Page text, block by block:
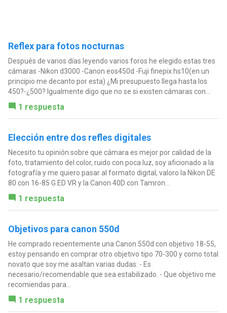
Reflex para fotos nocturnas
Después de varios días leyendo varios foros he elegido estas tres
cámaras -Nikon d3000 -Canon eos450d -Fuji finepix hs10(en un
principio me decanto por esta) ¿Mi presupuesto llega hasta los
450?-¿500? Igualmente digo que no se si existen cámaras con...
1 respuesta
Elección entre dos refles digitales
Necesito tu opinión sobre que cámara es mejor por calidad de la
foto, tratamiento del color, ruido con poca luz, soy aficionado a la
fotografía y me quiero pasar al formato digital, valoro la Nikon DE
80 con 16-85 G ED VR y la Canon 40D con Tamron...
1 respuesta
Objetivos para canon 550d
He comprado recientemente una Canon 550d con objetivo 18-55,
estoy pensando en comprar otro objetivo tipo 70-300 y como total
novato que soy me asaltan varias dudas: - Es
necesario/recomendable que sea estabilizado. - Que objetivo me
recomiendas para...
1 respuesta